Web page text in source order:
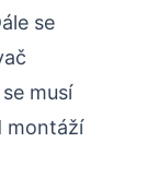
se
musí
montáží